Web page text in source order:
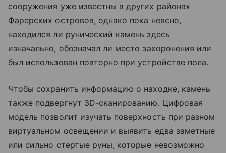
сооружения уже известны в других районах
Фарерских островов, однако пока неясно,
находился ли рунический камень здесь
изначально, обозначал ли место захоронения или
был использован повторно при устройстве пола.
Чтобы сохранить информацию о находке, камень
также подвергнут 3D-сканированию. Цифровая
модель позволит изучать поверхность при разном
виртуальном освещении и выявить едва заметные
или сильно стертые руны, которые невозможно